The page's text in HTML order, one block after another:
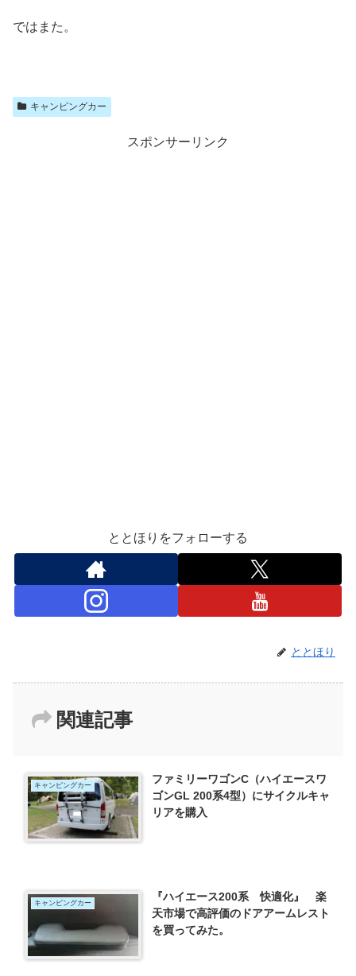
ではまた。
キャンピングカー
スポンサーリンク
ととほりをフォローする
ととほり
関連記事
キャンピングカー
ファミリーワゴンC（ハイエースワ
ゴンGL 200系4型）にサイクルキャ
リアを購入
キャンピングカー
『ハイエース200系 快適化』 楽
天市場で高評価のドアアームレスト
を買ってみた。